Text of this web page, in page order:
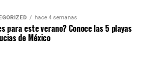
hace 4 semanas
para este verano? Conoce las 5 playas
de México